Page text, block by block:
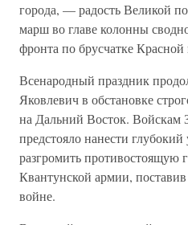
города, — радость Великой
марш во главе колонны
фронта по брусчатке
Всенародный праздник
Яковлевич в обстановке
на Дальний Восток. Войскам
предстояло нанести
разгромить противостоящую
Квантунской армии,
войне.